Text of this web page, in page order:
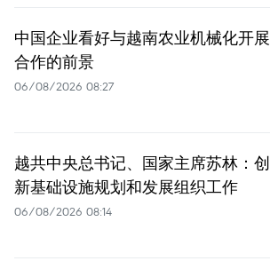
中国企业看好与越南农业机械化开展
合作的前景
06/08/2026 08:27
越共中央总书记、国家主席苏林：创
新基础设施规划和发展组织工作
06/08/2026 08:14